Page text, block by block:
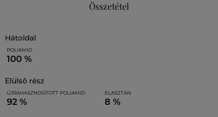
Összetétel
hátoldal
POLIAMID
100 %
elülső rész
ÚJRAHASZNOSÍTOTT POLIAMID
92 %
ELASZTÁN
8 %